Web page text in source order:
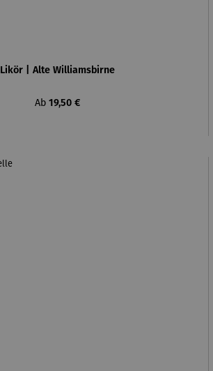
Likör | Alte Williamsbirne
Regulärer Preis:
Ab 19,50 €